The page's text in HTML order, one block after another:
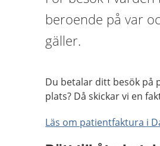
beroende på var
gäller.
Du betalar ditt besök på
plats? Då skickar vi en
Läs om patientfaktura i